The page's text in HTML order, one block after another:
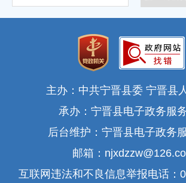
主办：中共宁晋县委 宁晋县
承办：宁晋县电子政务服
后台维护：宁晋县电子政务
邮箱：
互联网违法和不良信息举报电话：